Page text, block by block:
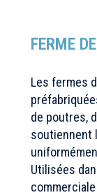
FERME
Les fermes
de poutres,
soutiennent
Utilisées